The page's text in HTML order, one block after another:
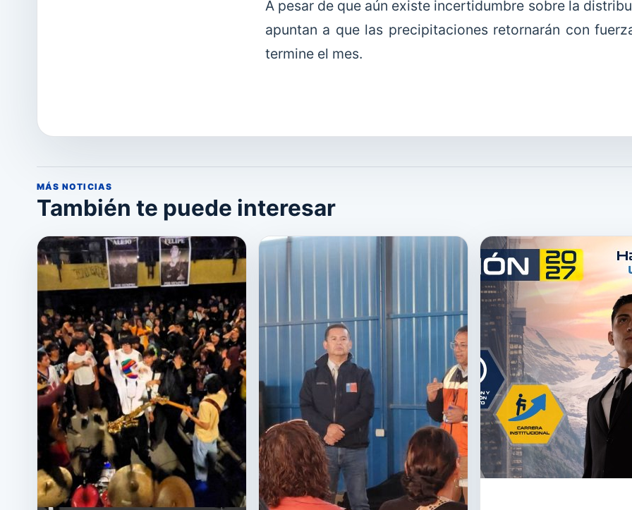
A pesar de que aún existe incertidumbre sobre la
apuntan a que las precipitaciones retornarán con
termine el mes.
MÁS NOTICIAS
También te puede interesar